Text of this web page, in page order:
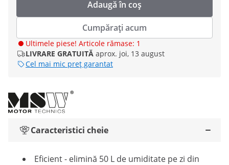
Adaugă în coș
Cumpărați acum
Ultimele piese! Articole rămase: 1
LIVRARE GRATUITĂ aprox. joi, 13 august
Cel mai mic preț garantat
Caracteristici cheie
Eficient - elimină 50 L de umiditate pe zi din